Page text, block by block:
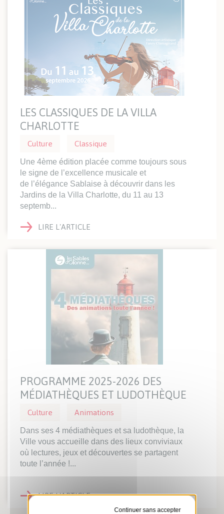
LES CLASSIQUES DE LA VILLA
CHARLOTTE
Culture Classique
Une 4ème édition placée comme toujours sous
le signe de l’excellence musicale et
de l’élégance Sablaise à découvrir dans les
Jardins de la Villa Charlotte, du 11 au 13
septemb...
LIRE L'ARTICLE
PROGRAMME 2025-2026 DES
MÉDIATHÈQUES ET LUDOTHÈQUE
Culture Animations
Dans ses 4 médiathèques et sa ludothèque, la
Ville vous accueille dans des lieux conviviaux
où lectures, jeux et découvertes se partagent
toute l’année !...
LIRE L'ARTICLE
Tout refuser